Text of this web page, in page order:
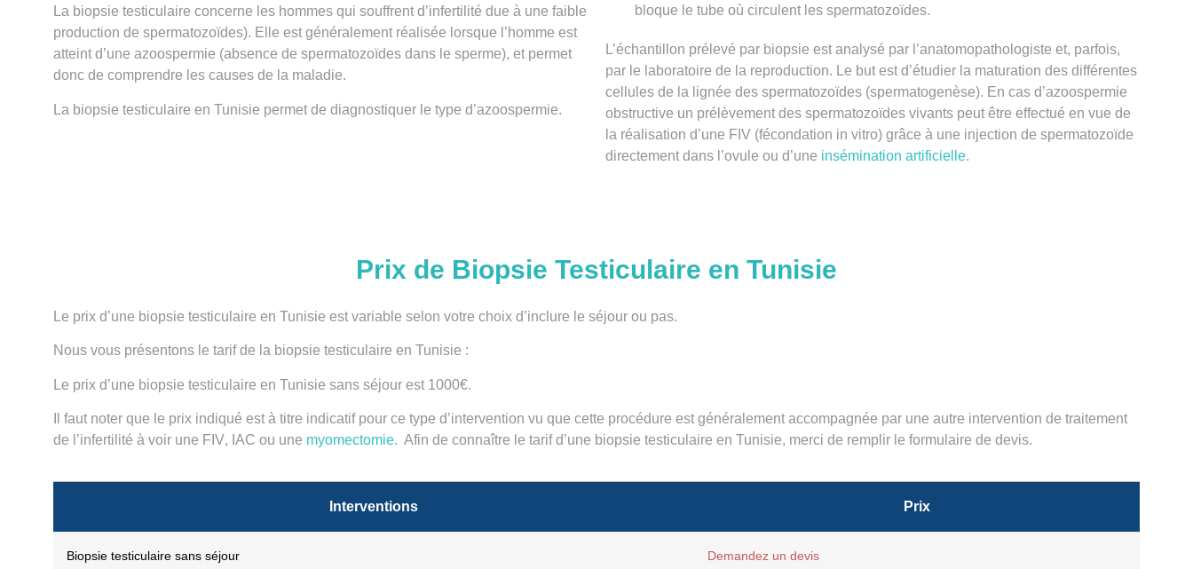
La biopsie testiculaire concerne les hommes qui souffrent d’infertilité due à une faible
production de spermatozoïdes). Elle est généralement réalisée lorsque l’homme est
atteint d’une azoospermie (absence de spermatozoïdes dans le sperme), et permet
donc de comprendre les causes de la maladie.
La biopsie testiculaire en Tunisie permet de diagnostiquer le type d’azoospermie.
bloque le tube où circulent les spermatozoïdes.
L’échantillon prélevé par biopsie est analysé par l’anatomopathologiste et, parfois,
par le laboratoire de la reproduction. Le but est d’étudier la maturation des différentes
cellules de la lignée des spermatozoïdes (spermatogenèse). En cas d’azoospermie
obstructive un prélèvement des spermatozoïdes vivants peut être effectué en vue de
la réalisation d’une FIV (fécondation in vitro) grâce à une injection de spermatozoïde
directement dans l’ovule ou d’une insémination artificielle.
Prix de Biopsie Testiculaire en Tunisie
Le prix d’une biopsie testiculaire en Tunisie est variable selon votre choix d’inclure le séjour ou pas.
Nous vous présentons le tarif de la biopsie testiculaire en Tunisie :
Le prix d’une biopsie testiculaire en Tunisie sans séjour est 1000€.
Il faut noter que le prix indiqué est à titre indicatif pour ce type d’intervention vu que cette procédure est généralement accompagnée par une autre intervention de traitement
de l’infertilité à voir une FIV, IAC ou une myomectomie. Afin de connaître le tarif d’une biopsie testiculaire en Tunisie, merci de remplir le formulaire de devis.
Interventions Prix
Biopsie testiculaire sans séjour Demandez un devis